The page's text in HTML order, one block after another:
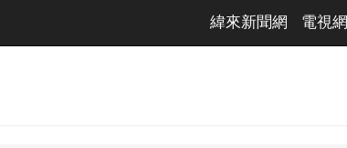
緯來新聞網 電視網